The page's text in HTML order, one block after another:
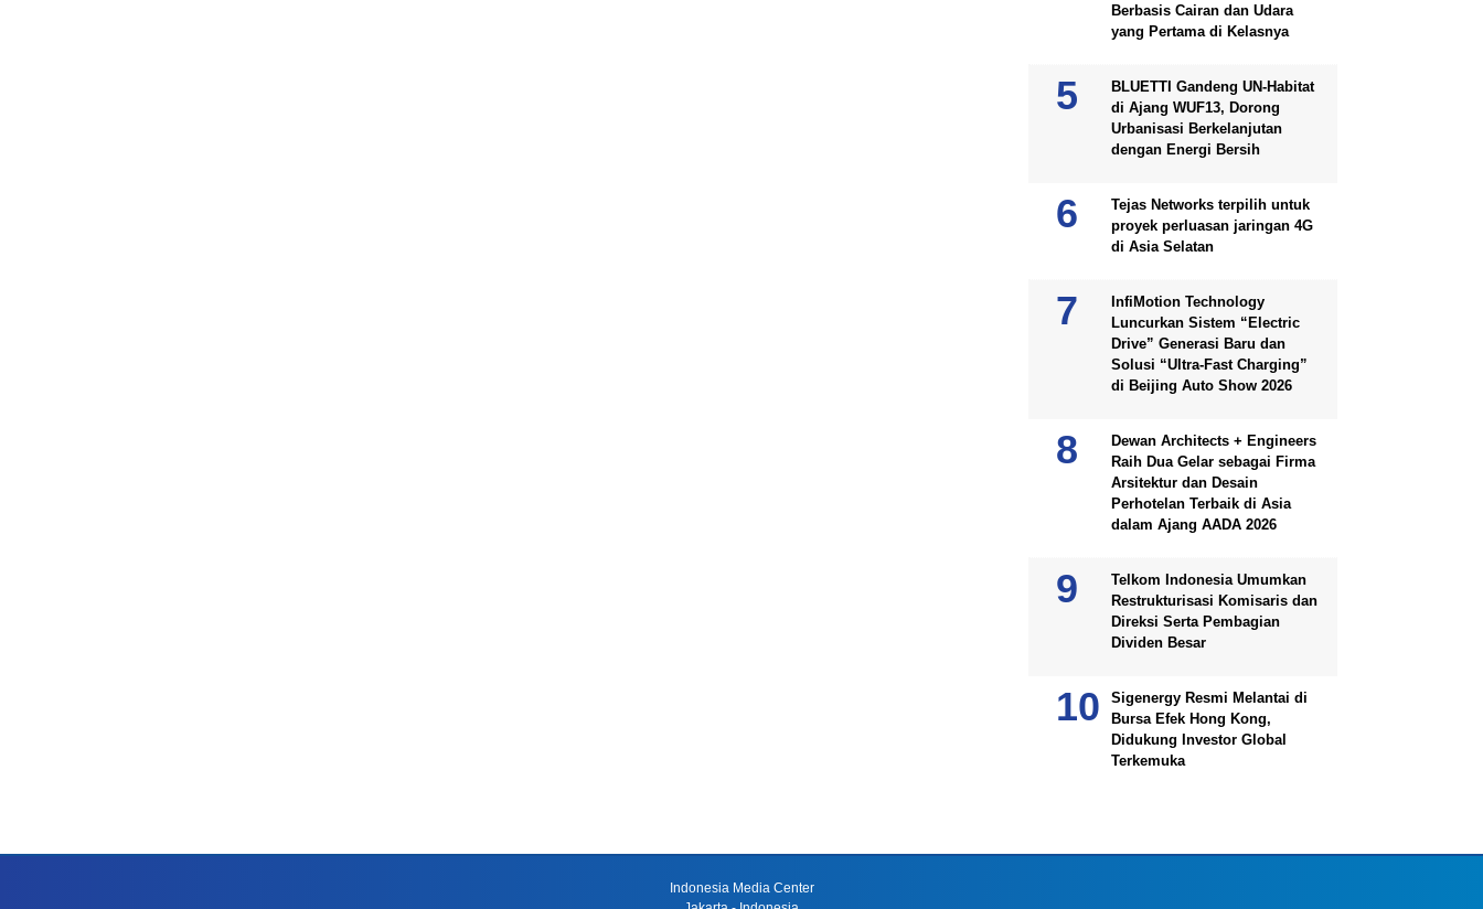
Berbasis Cairan dan Udara
yang Pertama di Kelasnya
BLUETTI Gandeng UN-Habitat
di Ajang WUF13, Dorong
Urbanisasi Berkelanjutan
dengan Energi Bersih
Tejas Networks terpilih untuk
proyek perluasan jaringan 4G
di Asia Selatan
InfiMotion Technology
Luncurkan Sistem “Electric
Drive” Generasi Baru dan
Solusi “Ultra-Fast Charging”
di Beijing Auto Show 2026
Dewan Architects + Engineers
Raih Dua Gelar sebagai Firma
Arsitektur dan Desain
Perhotelan Terbaik di Asia
dalam Ajang AADA 2026
Telkom Indonesia Umumkan
Restrukturisasi Komisaris dan
Direksi Serta Pembagian
Dividen Besar
Sigenergy Resmi Melantai di
Bursa Efek Hong Kong,
Didukung Investor Global
Terkemuka
Indonesia Media Center